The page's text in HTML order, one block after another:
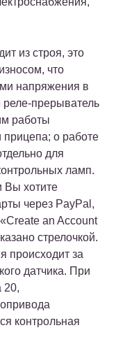
из строя, это
что
напряжения в
реле-прерыватель
работы
прицепа; о работе
для
ламп.
Вы хотите
через PayPal,
an Account
стрелочкой.
происходит за
датчика. При
20,
контрольная